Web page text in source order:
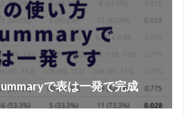
で表は一発で完成